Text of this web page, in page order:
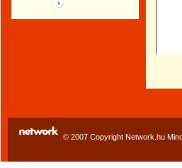
© 2007 Copyright Network.hu